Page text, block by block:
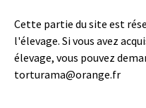
Cette partie du site est
l'élevage. Si vous avez
élevage, vous pouvez
torturama@orange.fr